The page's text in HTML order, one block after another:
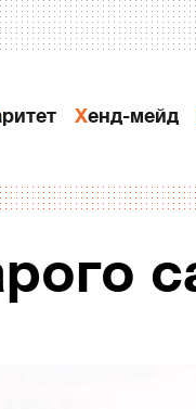
Хенд-мейд